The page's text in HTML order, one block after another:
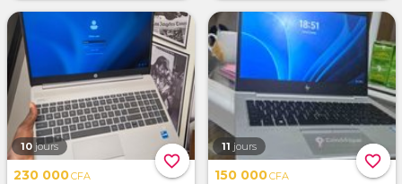
favorite_border
10 jours
230 000CFA
favorite_border
11 jours
150 000CFA